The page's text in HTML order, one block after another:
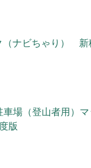
（ナビちゃり） 新
車場（登山者用）
版